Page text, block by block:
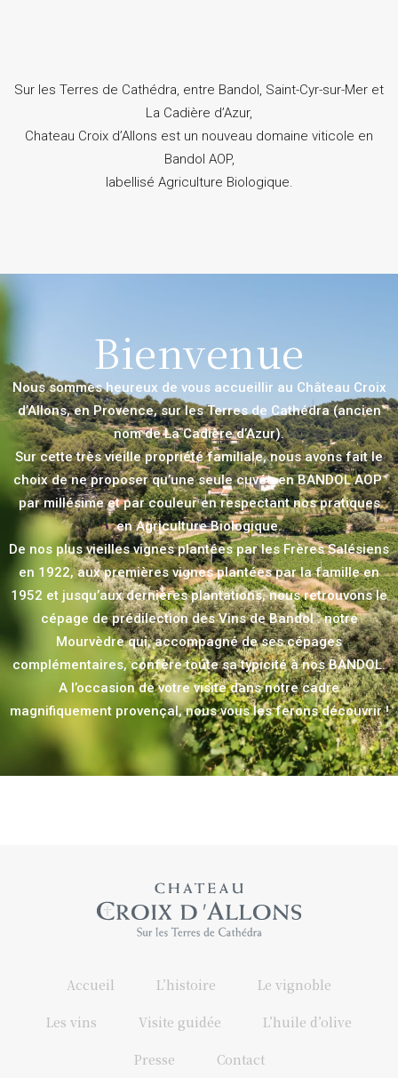
Sur les Terres de Cathédra, entre Bandol, Saint-Cyr-sur-Mer et
La Cadière d’Azur,
Chateau Croix d’Allons est un nouveau domaine viticole en
Bandol AOP,
labellisé Agriculture Biologique.
Bienvenue
Nous sommes heureux de vous accueillir au Château Croix
d’Allons, en Provence, sur les Terres de Cathédra (ancien
nom de La Cadière d’Azur).
Sur cette très vieille propriété familiale, nous avons fait le
choix de ne proposer qu’une seule cuvée en BANDOL AOP
par millésime et par couleur en respectant nos pratiques
en Agriculture Biologique.
De nos plus vieilles vignes plantées par les Frères Salésiens
en 1922, aux premières vignes plantées par la famille en
1952 et jusqu’aux dernières plantations, nous retrouvons le
cépage de prédilection des Vins de Bandol : notre
Mourvèdre qui, accompagné de ses cépages
complémentaires, confère toute sa typicité à nos BANDOL.
A l’occasion de votre visite dans notre cadre
magnifiquement provençal, nous vous les ferons découvrir !
Accueil L’histoire Le vignoble
Les vins Visite guidée L’huile d’olive
Presse Contact